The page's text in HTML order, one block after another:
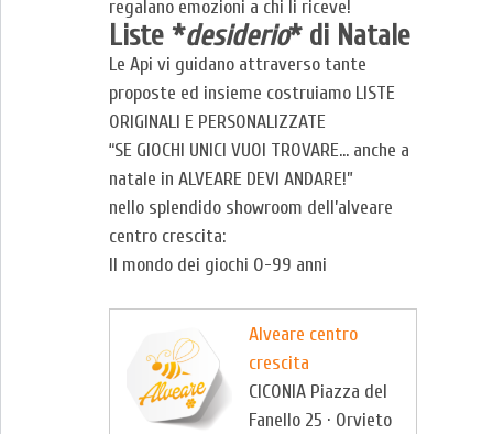
regalano emozioni a chi li riceve!
Liste *desiderio* di Natale
Le Api vi guidano attraverso tante
proposte ed insieme costruiamo LISTE
ORIGINALI E PERSONALIZZATE
“SE GIOCHI UNICI VUOI TROVARE… anche a
natale in ALVEARE DEVI ANDARE!”
nello splendido showroom dell’alveare
centro crescita:
Il mondo dei giochi 0-99 anni
Alveare centro
crescita
CICONIA Piazza del
Fanello 25 · Orvieto